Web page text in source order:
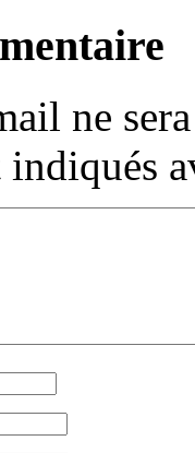
ne
indiqués